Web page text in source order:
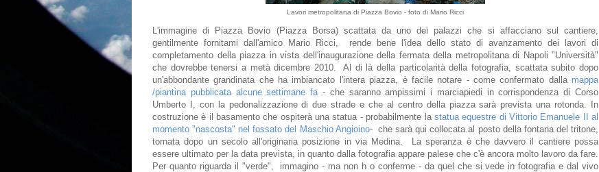
Lavori metropolitana di Piazza Bovio - foto di Mario Ricci
L'immagine di Piazza Bovio (Piazza Borsa) scattata da uno dei palazzi che si affacciano sul cantiere,
gentilmente fornitami dall'amico Mario Ricci, rende bene l'idea dello stato di avanzamento dei lavori di
completamento della piazza in vista dell'inaugurazione della fermata della metropolitana di Napoli "Università"
che dovrebbe tenersi a metà dicembre 2010. Al di là della particolarità della fotografia, scattata subito dopo
un'abbondante grandinata che ha imbiancato l'intera piazza, è facile notare - come confermato dalla mappa
/piantina pubblicata alcune settimane fa - che saranno ampissimi i marciapiedi in corrispondenza di Corso
Umberto I, con la pedonalizzazione di due strade e che al centro della piazza sarà prevista una rotonda. In
costruzione è il basamento che ospiterà una statua - probabilmente la statua equestre di Vittorio Emanuele II al
momento "nascosta" nel fossato del Maschio Angioino- che sarà qui collocata al posto della fontana del tritone,
tornata dopo un secolo all'originaria posizione in via Medina. La speranza è che davvero il cantiere possa
essere ultimato per la data prevista, in quanto dalla fotografia appare palese che c'è ancora molto lavoro da fare.
Per quanto riguarda il "verde", immagino - ma non h o conferme - da quel che si vede in fotografia e dal vivo